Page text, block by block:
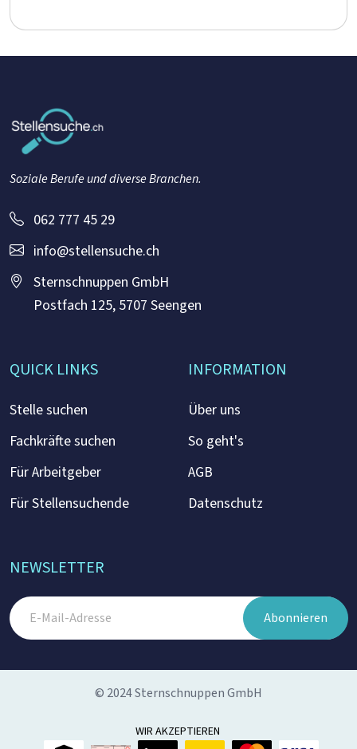
Soziale Berufe und diverse Branchen.
062 777 45 29
info@stellensuche.ch
Sternschnuppen GmbH
Postfach 125, 5707 Seengen
QUICK LINKS
Stelle suchen
Fachkräfte suchen
Für Arbeitgeber
Für Stellensuchende
INFORMATION
Über uns
So geht's
AGB
Datenschutz
NEWSLETTER
Abonnieren
© 2024 Sternschnuppen GmbH
WIR AKZEPTIEREN